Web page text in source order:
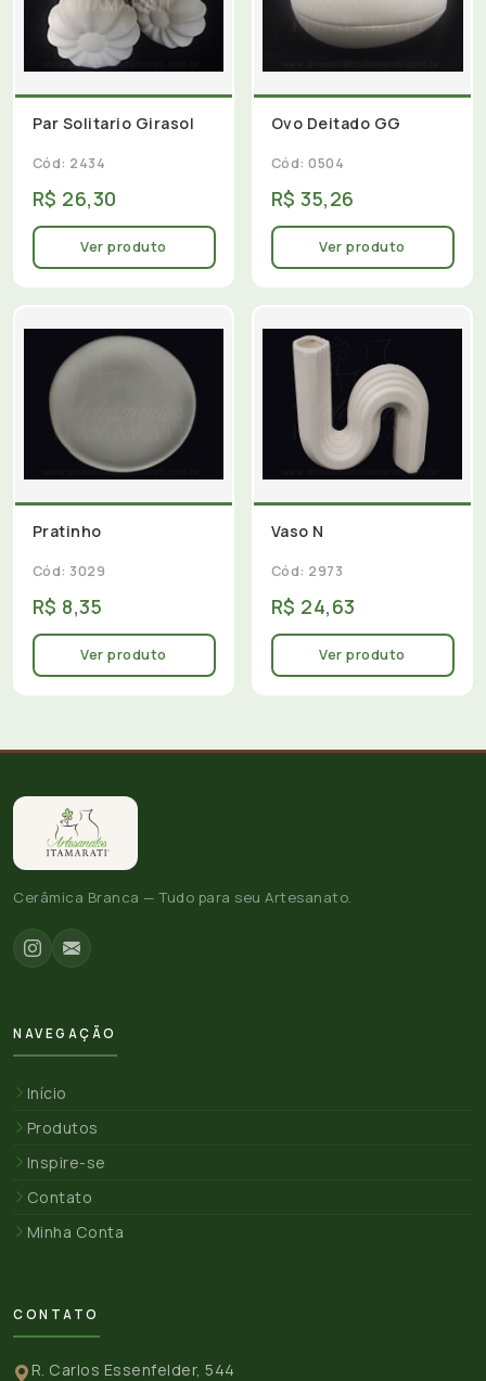
Par Solitario Girasol
Cód: 2434
R$ 26,30
Ver produto
Ovo Deitado GG
Cód: 0504
R$ 35,26
Ver produto
Pratinho
Cód: 3029
R$ 8,35
Ver produto
Vaso N
Cód: 2973
R$ 24,63
Ver produto
Cerâmica Branca — Tudo para seu Artesanato.
NAVEGAÇÃO
Início
Produtos
Inspire-se
Contato
Minha Conta
CONTATO
R. Carlos Essenfelder, 544